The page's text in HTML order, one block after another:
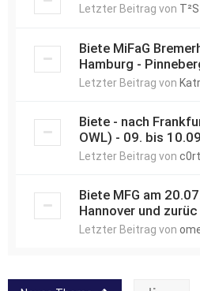
Letzter Beitrag von T²S
Biete MiFaG
Hamburg -
Letzter Beitrag von
Biete - nach
OWL) - 09. bis
Letzter Beitrag von
Biete MFG am
Hannover und zurüc
Letzter Beitrag von